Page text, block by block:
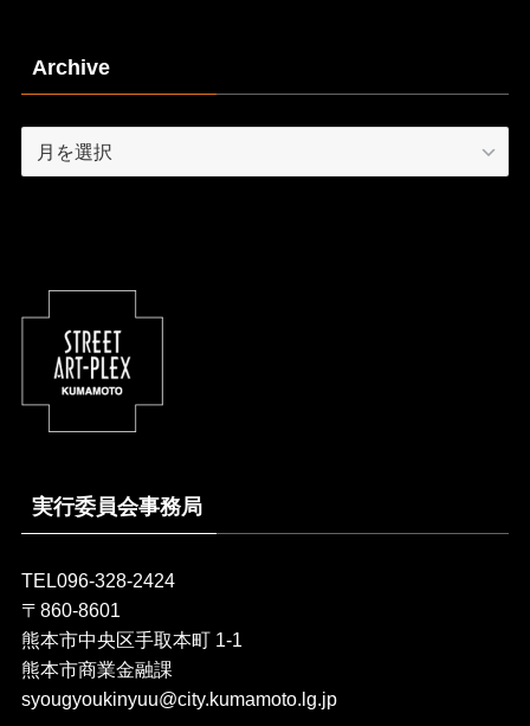
Archive
Archive
実行委員会事務局
TEL096-328-2424
〒860-8601
熊本市中央区手取本町 1-1
熊本市商業金融課
syougyoukinyuu@city.kumamoto.lg.jp